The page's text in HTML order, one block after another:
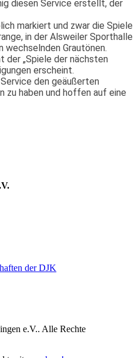
diesen Service erstellt, der
markiert und zwar die Spiele
in der Alsweiler Sporthalle
wechselnden Grautönen.
der „Spiele der nächsten
erscheint.
den geäußerten
zu haben und hoffen auf eine
der DJK
e.V.. Alle Rechte